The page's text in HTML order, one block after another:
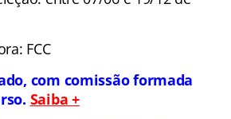
FCC
com comissão formada
Saiba +